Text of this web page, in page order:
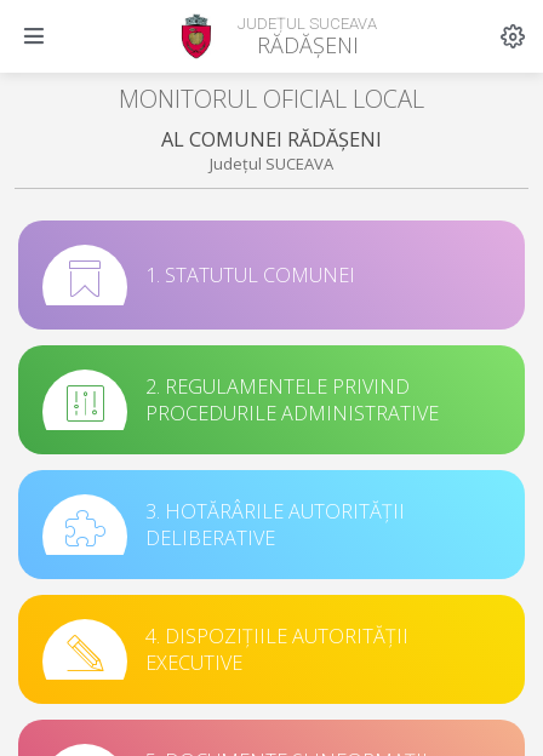
JUDEȚUL SUCEAVA
RĂDĂȘENI
MONITORUL OFICIAL LOCAL
AL COMUNEI RĂDĂȘENI
Județul SUCEAVA
1. STATUTUL COMUNEI
2. REGULAMENTELE PRIVIND
PROCEDURILE ADMINISTRATIVE
3. HOTĂRÂRILE AUTORITĂȚII
DELIBERATIVE
4. DISPOZIȚIILE AUTORITĂȚII
EXECUTIVE